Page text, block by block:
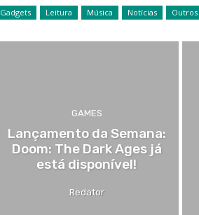
Gadgets Leitura Música Notícias Outros
GAMES
Lançamento da Semana:
Doom: The Dark Ages já
está disponível!
Redator